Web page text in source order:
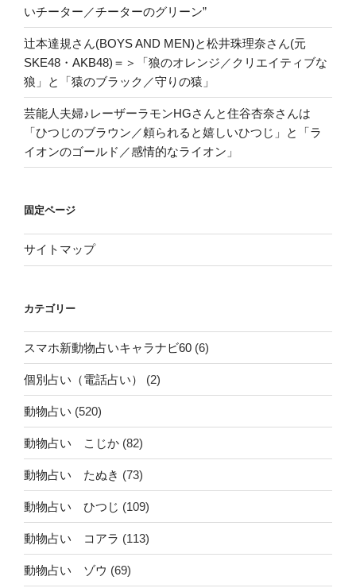
いチーター／チーターのグリーン”
辻本達規さん(BOYS AND MEN)と松井珠理奈さん(元
SKE48・AKB48)＝＞「狼のオレンジ／クリエイティブな
狼」と「猿のブラック／守りの猿」
芸能人夫婦♪レーザーラモンHGさんと住谷杏奈さんは
「ひつじのブラウン／頼られると嬉しいひつじ」と「ラ
イオンのゴールド／感情的なライオン」
固定ページ
サイトマップ
カテゴリー
スマホ新動物占いキャラナビ60 (6)
個別占い（電話占い） (2)
動物占い (520)
動物占い こじか (82)
動物占い たぬき (73)
動物占い ひつじ (109)
動物占い コアラ (113)
動物占い ゾウ (69)